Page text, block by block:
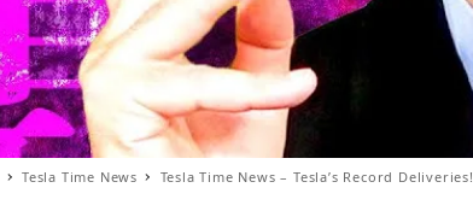
Tesla Time News Tesla Time News – Tesla’s Record Deliveries!